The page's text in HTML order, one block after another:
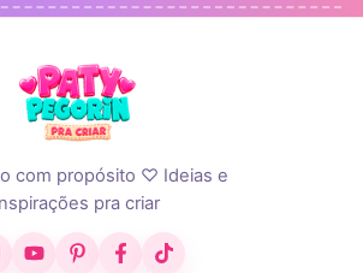
com propósito ♡ Ideias e
pra criar
YouTubePinterestFacebook
TikTok